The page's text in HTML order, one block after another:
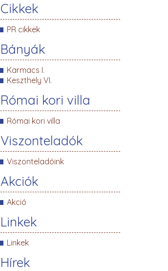
Cikkek
PR cikkek
Bányák
Karmacs I.
Keszthely VI.
Római kori villa
Római kori villa
Viszonteladók
Viszonteladóink
Akciók
Akció
Linkek
Linkek
Hírek